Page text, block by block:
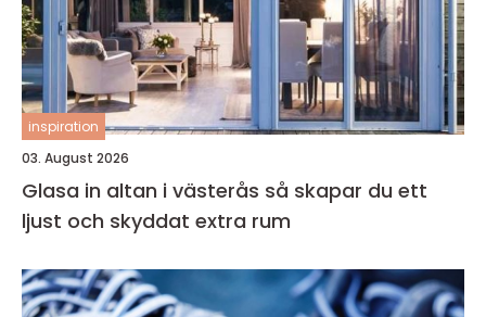
inspiration
03. August 2026
Glasa in altan i västerås så skapar du ett
ljust och skyddat extra rum